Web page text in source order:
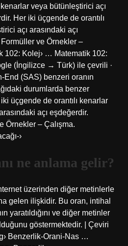
veya bütünleştirici açı
Her iki üçgende de orantılı
açı arasındaki açı
ve Örnekler –
102: Kolej› … Matematik 102:
(İngilizce → Türk) ile çevrili ·
(SAS) benzeri oranın
durumlarda benzer
üçgende de orantılı kenarlar
açı eşdeğerdir.
Örnekler – Çalışma.
›
ne anlama gelir?
üzerinden diğer metinlerle
gelen ilişkidir. Bu oran, intihal
yaratıldığını ve diğer metinler
göstermektedir. | Çeviri
Benzerlik-Orani-Nas …